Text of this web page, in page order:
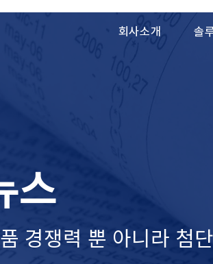
회사소개 솔
스
경쟁력 뿐 아니라 ​첨